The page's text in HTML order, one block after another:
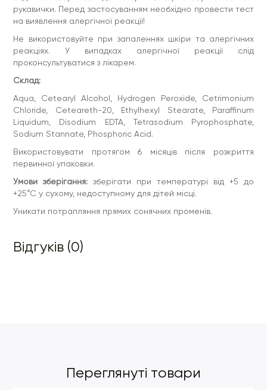
рукавички. Перед застосуванням необхідно провести тест
на виявлення алергічної реакції!
Не використовуйте при запаленнях шкіри та алергічних
реакціях. У випадках алергічної реакції слід
проконсультуватися з лікарем.
Склад:
Aqua, Cetearyl Alcohol, Hydrogen Peroxide, Cetrimonium
Chloride, Ceteareth-20, Ethylhexyl Stearate, Paraffinum
Liquidum, Disodium EDTA, Tetrasodium Pyrophosphate,
Sodium Stannate, Phosphoric Acid.
Використовувати протягом 6 місяців після розкриття
первинної упаковки.
Умови зберігання: зберігати при температурі від +5 до
+25°С у сухому, недоступному для дітей місці.
Уникати потрапляння прямих сонячних променів.
Відгуків (0)
Переглянуті товари